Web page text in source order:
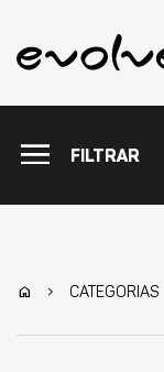
menu FILTRAR
home chevron_right CATEGORIAS